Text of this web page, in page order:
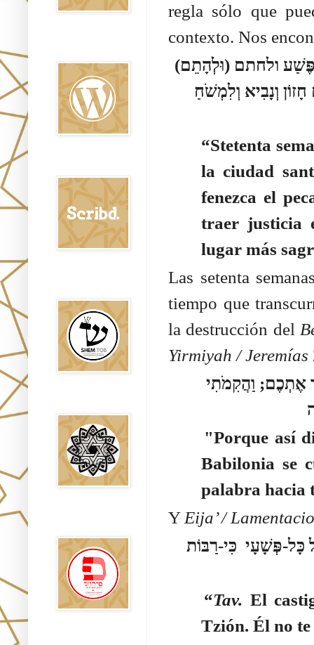
regla sólo que
contexto. Nos
ולחתם (וּלְהָתֵם)
וְנָבִיא וְלִמְשֹׁחַ
“Stetenta
la ciudad
fenezca el
traer justicia
lugar más
Las setenta
tiempo que
la destrucción del
Yirmiyah / Jeremías
אֶתְכֶם; וַהֲקִמֹתִי
"Porque así
Babilonia se
palabra hacia
Y Eija’ /
כָּל-פְּשָׁעָי כִּי-רַבּוֹת
“Tav. El
Tzión. Él no